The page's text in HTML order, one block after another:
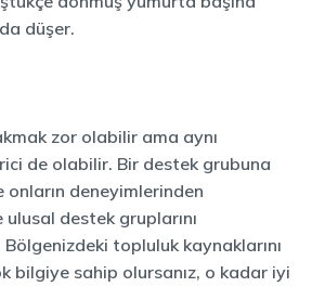
düşer.
zor olabilir ama aynı
de olabilir. Bir destek grubuna
onların deneyimlerinden
destek gruplarını
topluluk kaynaklarını
bilgiye sahip olursanız, o kadar iyi